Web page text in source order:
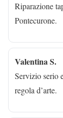
Riparazione
Pontecurone.
Valentina S.
Servizio serio
regola d’arte.